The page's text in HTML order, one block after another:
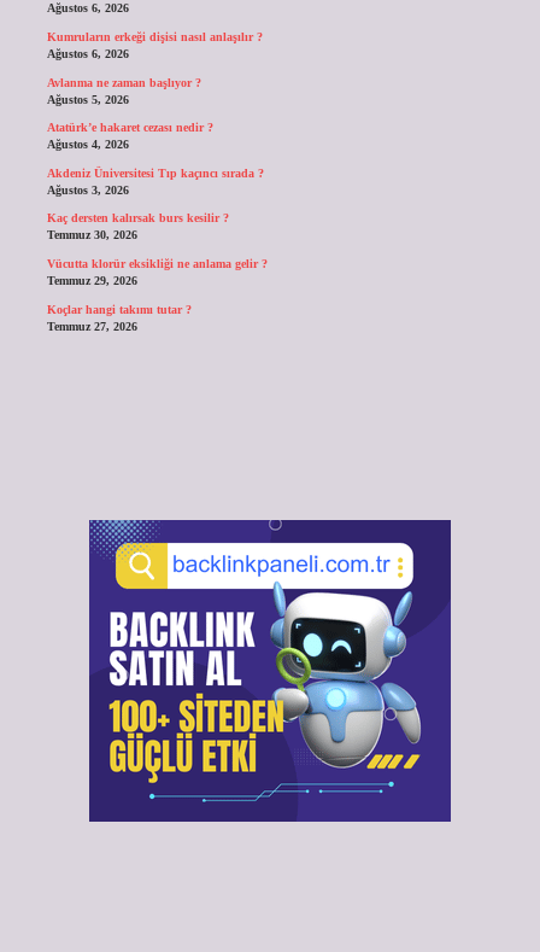
Ağustos 6, 2026
Kumruların erkeği dişisi nasıl anlaşılır ?
Ağustos 6, 2026
Avlanma ne zaman başlıyor ?
Ağustos 5, 2026
Atatürk’e hakaret cezası nedir ?
Ağustos 4, 2026
Akdeniz Üniversitesi Tıp kaçıncı sırada ?
Ağustos 3, 2026
Kaç dersten kalırsak burs kesilir ?
Temmuz 30, 2026
Vücutta klorür eksikliği ne anlama gelir ?
Temmuz 29, 2026
Koçlar hangi takımı tutar ?
Temmuz 27, 2026